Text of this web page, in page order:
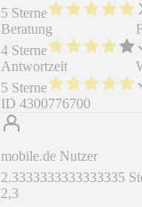
5 Sterne
Beratung
4 Sterne
Antwortzeit
5 Sterne
ID 4300776700
mobile.de Nutzer
2.3333333333333335
2,3